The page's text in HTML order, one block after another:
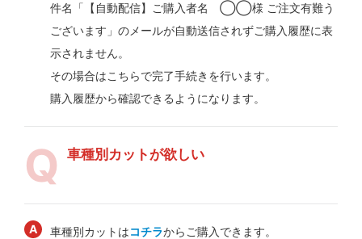
件名「【自動配信】ご購入者名 ◯◯様 ご注文有難う
ございます」のメールが自動送信されずご購入履歴に表
示されません。
その場合はこちらで完了手続きを行います。
購入履歴から確認できるようになります。
車種別カットが欲しい
車種別カットはコチラからご購入できます。